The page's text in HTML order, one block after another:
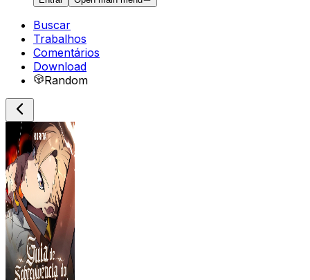
Buscar
Trabalhos
Comentários
Download
Random